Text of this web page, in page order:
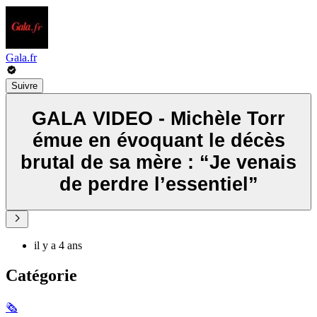
Gala.fr
Suivre
GALA VIDEO - Michèle Torr
émue en évoquant le décès
brutal de sa mère : “Je venais
de perdre l’essentiel”
il y a 4 ans
Catégorie
🗞